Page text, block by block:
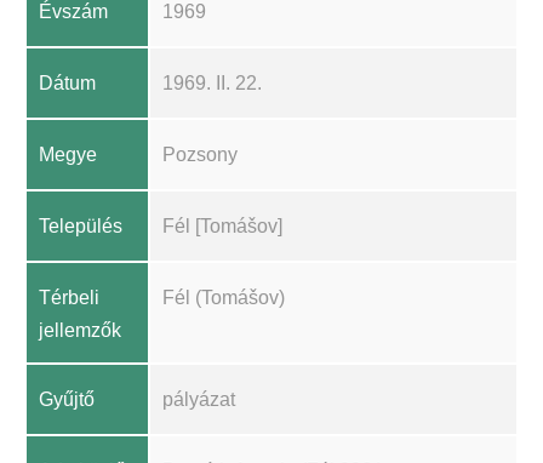
Évszám 1969
Dátum 1969. II. 22.
Megye Pozsony
Település Fél [Tomášov]
Térbeli
jellemzők
Fél (Tomášov)
Gyűjtő pályázat